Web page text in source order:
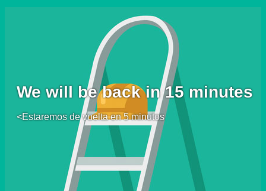
We will be back in 15 minutes
<Estaremos de vuelta en 5 minutos